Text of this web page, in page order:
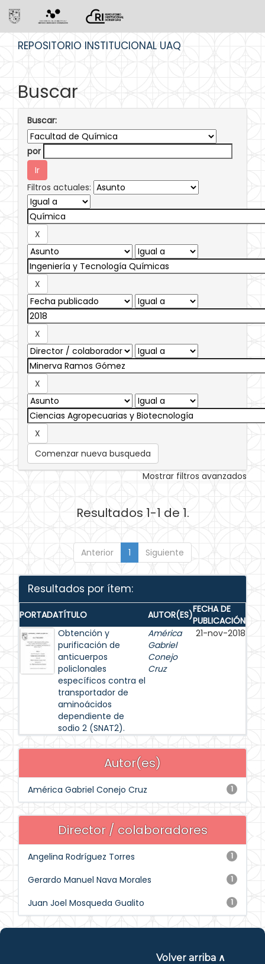
REPOSITORIO INSTITUCIONAL UAQ
Buscar
Buscar:
por
Filtros actuales:
Comenzar nueva busqueda
Mostrar filtros avanzados
Resultados 1-1 de 1.
Anterior 1 Siguiente
Resultados por ítem:
PORTADATÍTULO AUTOR(ES)FECHA DE
PUBLICACIÓN
Obtención y
purificación de
anticuerpos
policlonales
específicos contra el
transportador de
aminoácidos
dependiente de
sodio 2 (SNAT2).
América
Gabriel
Conejo
Cruz
21-nov-2018
Autor(es)
1
América Gabriel Conejo Cruz
Director / colaboradores
1
Angelina Rodríguez Torres
1
Gerardo Manuel Nava Morales
1
Juan Joel Mosqueda Gualito
Volver arriba ∧